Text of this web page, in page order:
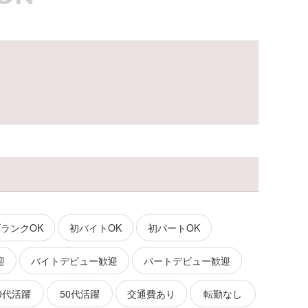
ンクOK 初バイトOK 初パートOK
バイトデビュー歓迎 パートデビュー歓迎
活躍 50代活躍 交通費あり 転勤なし